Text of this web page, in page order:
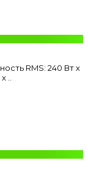
RMS: 240 Вт х
..